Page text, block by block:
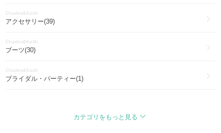
Charles&Keith
アクセサリー(39)
Charles&Keith
ブーツ(30)
Charles&Keith
ブライダル・パーティー(1)
カテゴリをもっと見る